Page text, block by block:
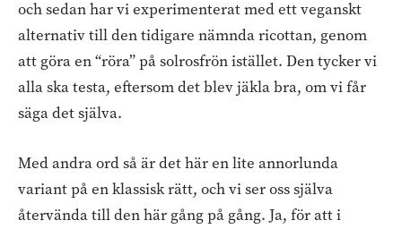
och sedan har vi experimenterat med ett veganskt
alternativ till den tidigare nämnda ricottan, genom
att göra en “röra” på solrosfrön istället. Den tycker vi
alla ska testa, eftersom det blev jäkla bra, om vi får
säga det själva.
Med andra ord så är det här en lite annorlunda
variant på en klassisk rätt, och vi ser oss själva
återvända till den här gång på gång. Ja, för att i